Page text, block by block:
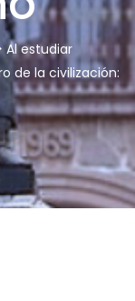
Al estudiar
de la civilización: